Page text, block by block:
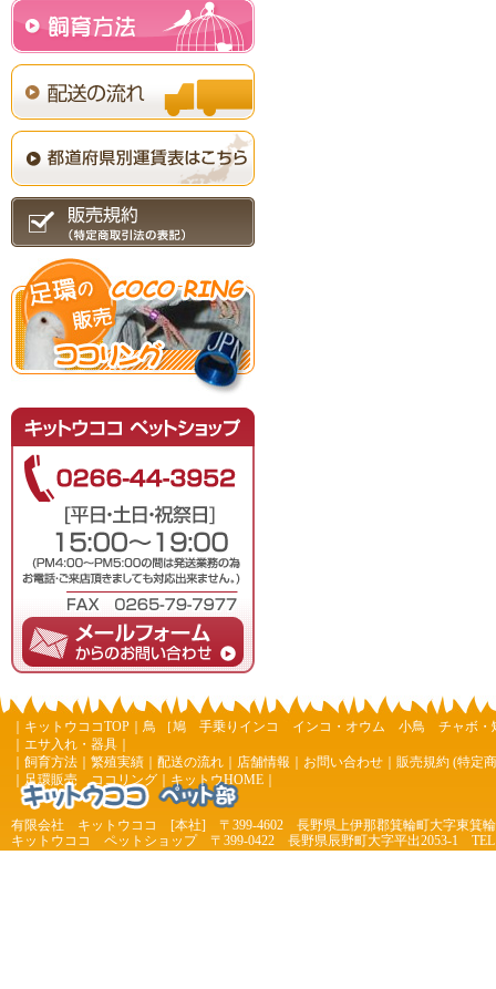
キットウココTOP 鳥 ［鳩 手乗りインコ インコ・オウム 小鳥
チャボ・
エサ入れ・器具
飼育方法 繁殖実績 配送の流れ 店舗情報 お問い合わせ
販売規約 (特定
足環販売 ココリング キットウHOME
有限会社 キットウココ [本社] 〒399-4602 長野県上伊那郡箕輪町大字東箕
キットウココ ペットショップ 〒399-0422 長野県辰野町大字平出2053-1 TEL